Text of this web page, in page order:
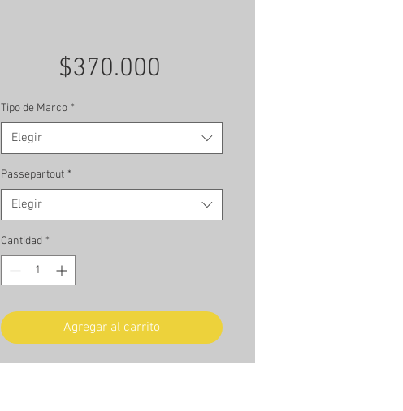
$370.000
Tipo de Marco *
Elegir
Passepartout *
Elegir
Cantidad *
Agregar al carrito